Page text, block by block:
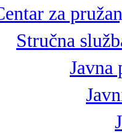
za
Stručna
Javna